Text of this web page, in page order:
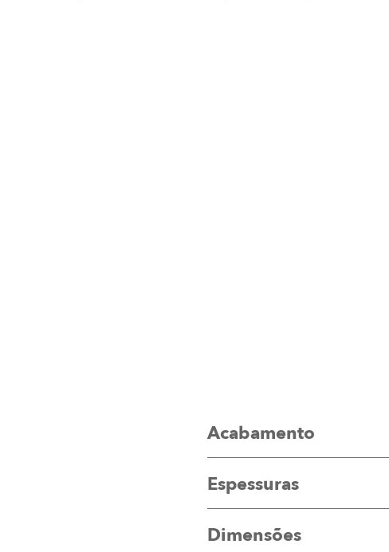
Acabamento
Espessuras
Dimensões